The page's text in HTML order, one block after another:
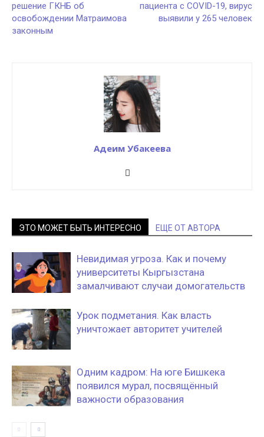
решение ГКНБ об
освобождении Матраимова
законным
пациента с COVID-19, вирус
выявили у 265 человек
Адеим Убакеева
ЭТО МОЖЕТ БЫТЬ ИНТЕРЕСНО ЕЩЕ ОТ АВТОРА
Невидимая угроза. Как и почему
университеты Кыргызстана
замалчивают случаи домогательств
Урок подметания. Как власть
уничтожает авторитет учителей
Одним кадром: На юге Бишкека
появился мурал, посвящённый
важности образования